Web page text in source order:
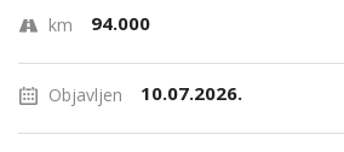
km 94.000
Objavljen 10.07.2026.